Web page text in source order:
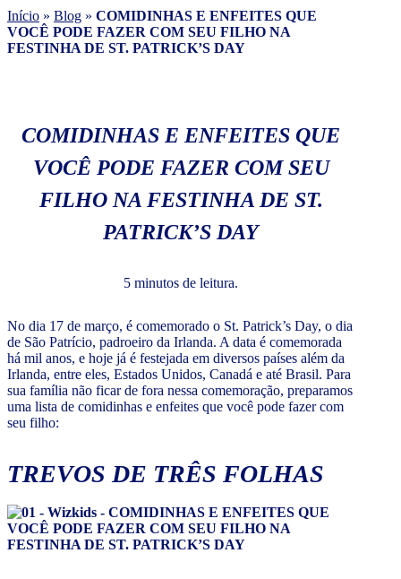
Início » Blog » COMIDINHAS E ENFEITES QUE
VOCÊ PODE FAZER COM SEU FILHO NA
FESTINHA DE ST. PATRICK’S DAY
COMIDINHAS E ENFEITES QUE
VOCÊ PODE FAZER COM SEU
FILHO NA FESTINHA DE ST.
PATRICK’S DAY
5 minutos de leitura.
No dia 17 de março, é comemorado o St. Patrick’s Day, o dia
de São Patrício, padroeiro da Irlanda. A data é comemorada
há mil anos, e hoje já é festejada em diversos países além da
Irlanda, entre eles, Estados Unidos, Canadá e até Brasil. Para
sua família não ficar de fora nessa comemoração, preparamos
uma lista de comidinhas e enfeites que você pode fazer com
seu filho:
TREVOS DE TRÊS FOLHAS